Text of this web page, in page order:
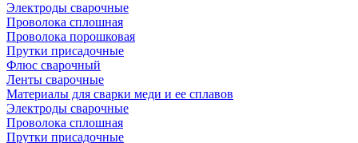
Электроды сварочные
Проволока сплошная
Проволока порошковая
Прутки присадочные
Флюс сварочный
Ленты сварочные
Материалы для сварки меди и ее сплавов
Электроды сварочные
Проволока сплошная
Прутки присадочные